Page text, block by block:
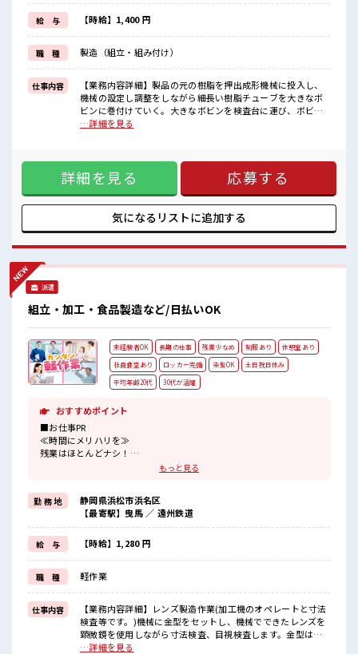
毎日の服装の悩み解消♪
≪未経験OKの仕事≫
新しいことにチャレンジするのは不安だけど、
しっかり働く環境が整っています！
イチからスキルUP・ステップUP目指していきましょう！
≪自分に合った期間で働ける≫
福利厚生が整った派遣のお仕事です！
■職場の雰囲気
明るすぎたり奇抜過ぎなければヘアカラーOK！
給 与 【時給】1,400 円
職 種 製造（組立・組み付け）
仕事内容
【業務内容詳細】製品の元の樹脂を押出成形機械に投入し、
機械の設定し調整をしながら細長い樹脂チューブを大きなボ
ビンに巻付けていく。大きなボビンを検査台に運び、ボビン
を機械で回転させながら、手で触りながら表面のざらつきを
付着していないかを目視検査する。別の検査工程では長さや
厚さを測定する。出荷前には出来上がったチューブの巻かれ
た状態のものをビニールに入れ、空気を抜いていき、テープ
で止める。その後出荷場所まで運ぶ。【取扱製品情報】半導
体製造装置や工程で使用されるフッ素樹脂チューブ ■お仕事
PR ≪残業多めでがっつり稼ぐ≫ 高収入を希望される方にオス
由な雰囲気の職場≫ 明るすぎたり奇抜でなければ基本的に自
由！ (規定有)≪ラクラク制服アリ≫ 制服があるので、 毎日の
す！ イチからスキルUP・ステップUP目指していきましょ
う！ ≪自分に合った期間で働ける≫ 福利厚生が整った派遣の
お仕事です！ ■職場の雰囲気 明るすぎたり奇抜過ぎなければ
ヘアカラーOK！ 20代の若い世代がたくさん活躍中の活気あ
る職場！ 休憩時間にゆっくりできるスペース完備！
…詳細を見る
詳細を見る 応募する
気になるリストに追加する
派遣
組立・加工・食品製造など/日払いOK
未経験者OK 長期の仕事 残業少なめ 制服あり
休憩室あり
社員食堂あり
ロッカー完備 染髪OK
土日祝日休み
平均年齢20代
30代が活躍
おすすめポイント
■お仕事PR
≪時間にメリハリを≫
残業はほとんどナシ！
場合によってはお願いすることもあります♪
週末は家族や友人と一緒にプライベート満喫！
≪モチベーションもUP≫
派手過ぎなければ髪型や髪色自由♪
(規定有)≪機能的な制服アリ≫
制服があるので、
毎日の服装の悩み解消♪
≪初めての仕事だけど自分にもできそう≫
新しいことにチャレンジするのは不安だけど、
しっかり働く環境が整っています！
イチからスキルUP・ステップUP目指していきましょう！
■職場の雰囲気
派手すぎなければ多少のヘアカラーもOKなのはウレシイPoint☆
もっと見る
勤 務 地
静岡県浜松市浜名区
【最寄駅】曳馬 ／ 遠州鉄道
給 与 【時給】1,280 円
職 種 軽作業
仕事内容
【業務内容詳細】レンズ製造作業(加工機のオペレートと寸法
検査等です。)機械に金型をセットし、機械でできたレンズを
顕微鏡を使用しながら寸法検査、目視検査します。金型は重
さがありますが、身体に負担がないように、代車で運び、持
…詳細を見る